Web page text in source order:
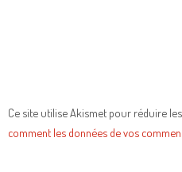
Ce site utilise Akismet pour réduire
comment les données de vos